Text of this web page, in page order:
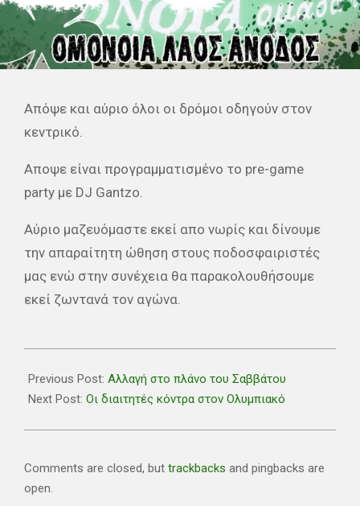
Απόψε και αύριο όλοι οι δρόμοι οδηγούν στον
κεντρικό.
Αποψε είναι προγραμματισμένο το pre-game
party με DJ Gantzo.
Αύριο μαζευόμαστε εκεί απο νωρίς και δίνουμε
την απαραίτητη ώθηση στους ποδοσφαιριστές
μας ενώ στην συνέχεια θα παρακολουθήσουμε
εκεί ζωντανά τον αγώνα.
04-
12
Previous Post: Αλλαγή στο πλάνο του Σαββάτου
Next Post: Οι διαιτητές κόντρα στον Ολυμπιακό
Comments are closed, but trackbacks and pingbacks are
open.